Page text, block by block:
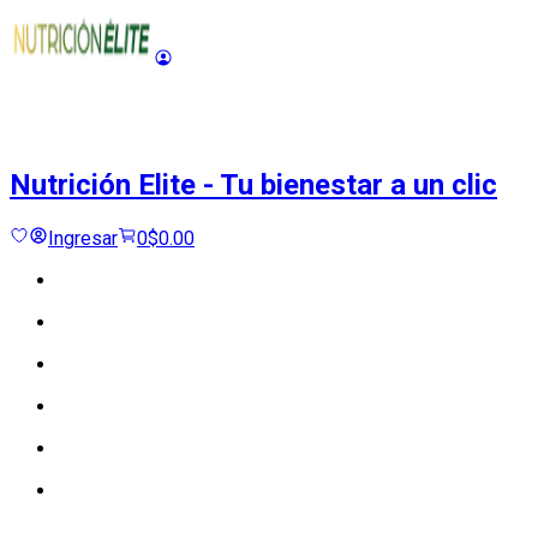
Nutrición Elite - Tu bienestar a un clic
Ingresar 0$0.00